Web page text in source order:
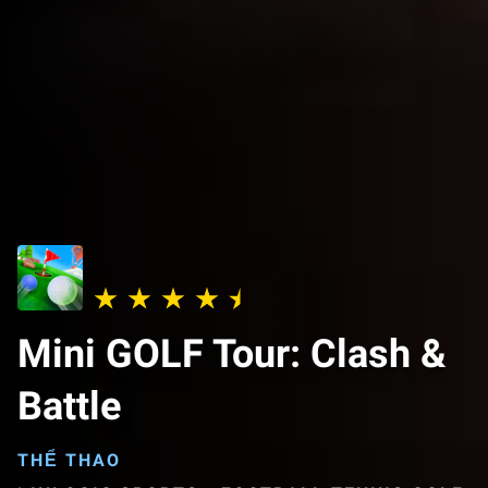
Mini GOLF Tour: Clash &
Battle
THỂ THAO